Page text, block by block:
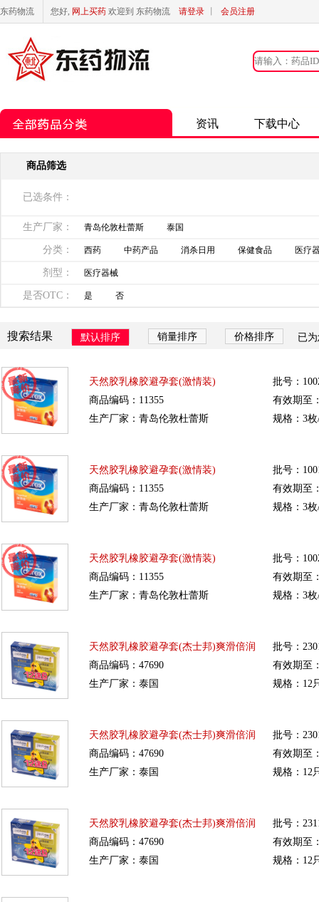
东药物流 您好, 网上买药 欢迎到 东药物流 请登录 会员注册
资讯 下载中心
商品筛选
已选条件：
生产厂家： 青岛伦敦杜蕾斯 泰国
分类： 西药 中药产品 消杀日用 保健食品 医疗
剂型： 医疗器械
是否OTC： 是 否
搜索结果 默认排序 销量排序 价格排序 已
天然胶乳橡胶避孕套(激情装)
商品编码：11355
生产厂家：青岛伦敦杜蕾斯
批号：
有效期至
规格：3
天然胶乳橡胶避孕套(激情装)
商品编码：11355
生产厂家：青岛伦敦杜蕾斯
批号：
有效期至
规格：3
天然胶乳橡胶避孕套(激情装)
商品编码：11355
生产厂家：青岛伦敦杜蕾斯
批号：
有效期至
规格：3
天然胶乳橡胶避孕套(杰士邦)爽滑倍润
商品编码：47690
生产厂家：泰国
批号：
有效期至
规格：12
天然胶乳橡胶避孕套(杰士邦)爽滑倍润
商品编码：47690
生产厂家：泰国
批号：
有效期至
规格：12
天然胶乳橡胶避孕套(杰士邦)爽滑倍润
商品编码：47690
生产厂家：泰国
批号：
有效期至
规格：12